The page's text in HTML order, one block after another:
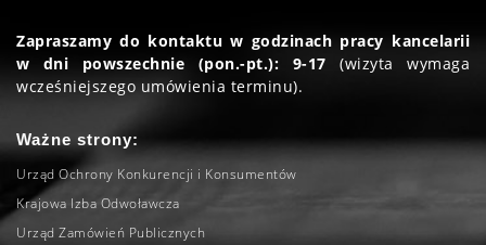
Zapraszamy do kontaktu w godzinach pracy kancelarii
w dni powszechnie (pon.-pt.): 9-17 (wizyta wymaga
wcześniejszego umówienia terminu).
Ważne strony:
Urząd Ochrony Konkurencji i Konsumentów
Krajowa Izba Odwoławcza
Urząd Zamówień Publicznych